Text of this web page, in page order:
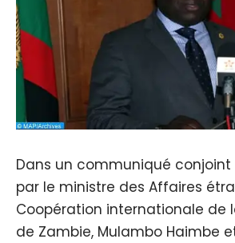
Dans un communiqué
par le ministre des Affaires
Coopération internationale de
de Zambie, Mulambo Haimbe